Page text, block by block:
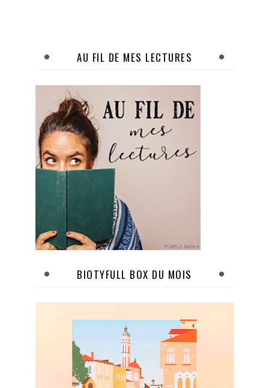
AU FIL DE MES LECTURES
BIOTYFULL BOX DU MOIS